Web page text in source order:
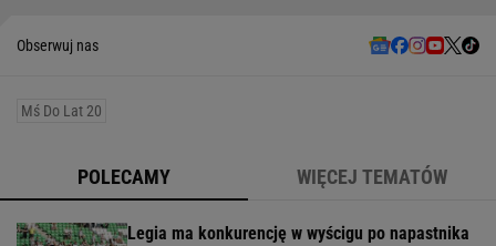
Obserwuj nas
Mś Do Lat 20
POLECAMY WIĘCEJ TEMATÓW
Legia ma konkurencję w wyścigu po napastnika